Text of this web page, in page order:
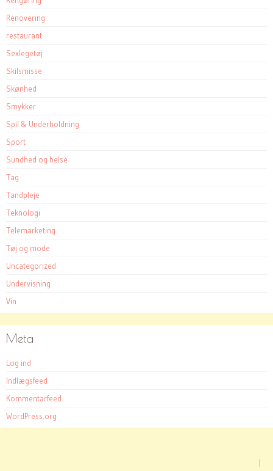
Renovering
restaurant
Sexlegetøj
Skilsmisse
Skønhed
Smykker
Spil & Underholdning
Sport
Sundhed og helse
Tag
Tandpleje
Teknologi
Telemarketing
Tøj og mode
Uncategorized
Undervisning
Vin
Meta
Log ind
Indlægsfeed
Kommentarfeed
WordPress.org